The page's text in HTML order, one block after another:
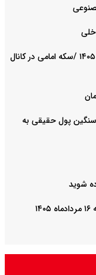
پیش ‌بینی قیمت دلار، طلا و سکه شنبه ۱۷ مرداد ۱۴۰۵ /سکه امامی در کانال
شنبه ۱۷ مرداد ۱۴۰۵/ ورود سنگین پول حقیقی به
شوید